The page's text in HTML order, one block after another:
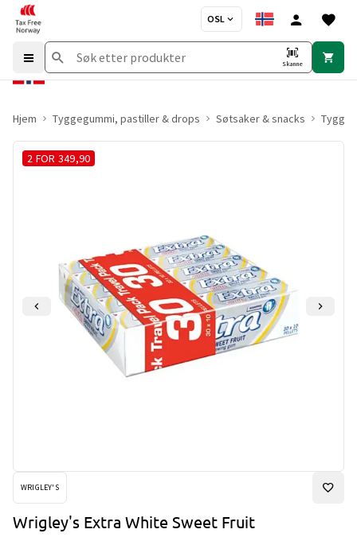
OSL
Skanne
Hjem Tyggegummi, pastiller & drops Søtsaker & snacks
2 FOR 349,90
WRIGLEY'S
Wrigley's Extra White Sweet Fruit